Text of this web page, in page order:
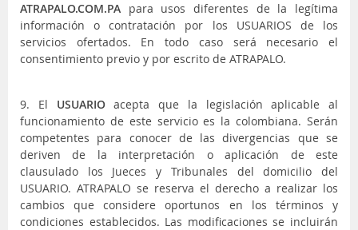
ATRAPALO.COM.PA para usos diferentes de la legítima
información o contratación por los USUARIOS de los
servicios ofertados. En todo caso será necesario el
consentimiento previo y por escrito de ATRAPALO.
9. El USUARIOacepta que la legislación aplicable al
funcionamiento de este servicio es la colombiana. Serán
competentes para conocer de las divergencias que se
deriven de la interpretación o aplicación de este
clausulado los Jueces y Tribunales del domicilio del
USUARIO. ATRAPALO se reserva el derecho a realizar los
cambios que considere oportunos en los términos y
condiciones establecidos. Las modificaciones se incluirán